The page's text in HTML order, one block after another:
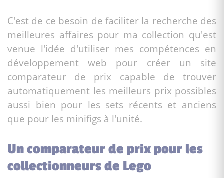
C'est de ce besoin de faciliter la recherche des
meilleures affaires pour ma collection qu'est
venue l'idée d'utiliser mes compétences en
développement web pour créer un site
comparateur de prix capable de trouver
automatiquement les meilleurs prix possibles
aussi bien pour les sets récents et anciens
que pour les minifigs à l'unité.
Un comparateur de prix pour les
collectionneurs de Lego